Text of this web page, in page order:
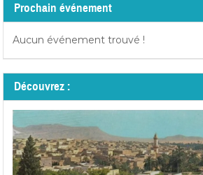
Prochain événement
Aucun événement trouvé !
Découvrez :